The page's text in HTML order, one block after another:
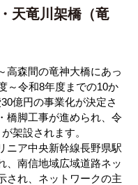
天竜川架橋（竜
森間の竜神大橋にあっ
～令和8年度までの10か
億円の事業化が決定さ
橋脚工事が進められ、令
架設されます。
ニア中央新幹線長野県駅
、南信地域広域道路ネッ
され、ネットワークの主